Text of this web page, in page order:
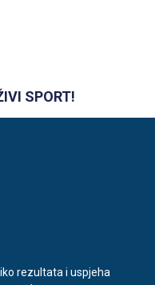
SPORT!
rezultata i uspjeha